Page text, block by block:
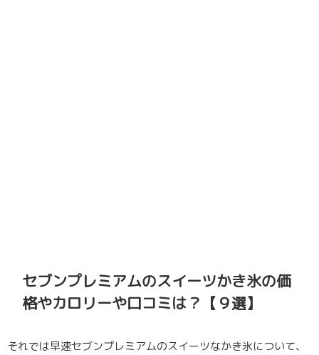
セブンプレミアムのスイーツかき氷の価
格やカロリーや口コミは？【９選】
それでは早速セブンプレミアムのスイーツなかき氷について、